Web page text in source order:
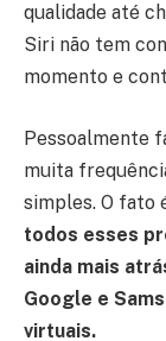
qualidade até
Siri não tem
momento e
Pessoalmente
muita
simples. O fato
todos esses
ainda mais
Google e
virtuais.